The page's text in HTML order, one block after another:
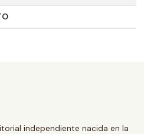
independiente nacida en la